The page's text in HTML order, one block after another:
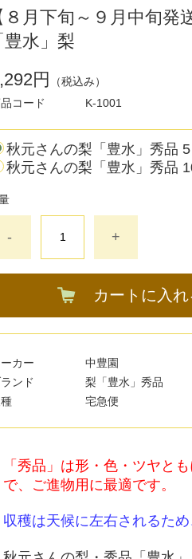
８月下旬～９月中旬発
豊水」梨
円
（税込み）
コード
K-1001
秋元さんの梨「豊水」秀品
秋元さんの梨「豊水」秀品
- +
カートに入れ
ーカー
中豊園
ンド
梨「豊水」秀品
宅急便
「秀品」は形・色・ツヤと
で、ご進物用に最適です。
収穫は天候に左右されるた